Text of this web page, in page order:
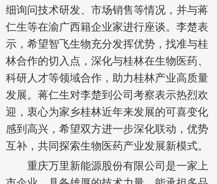
细询问技术研发、市场销售等情况，并与蒋
仁生等在渝广西籍企业家进行座谈。李楚表
示，希望智飞生物充分发挥优势，找准与桂
林合作的切入点，深化与桂林在生物医药、
科研人才等领域合作，助力桂林产业高质量
发展。蒋仁生对李楚到公司考察表示热烈欢
迎，衷心为家乡桂林近年来发展的可喜变化
感到高兴，希望双方进一步深化联动，优势
互补，共同探索生物医药产业发展新模式。
重庆万里新能源股份有限公司是一家上